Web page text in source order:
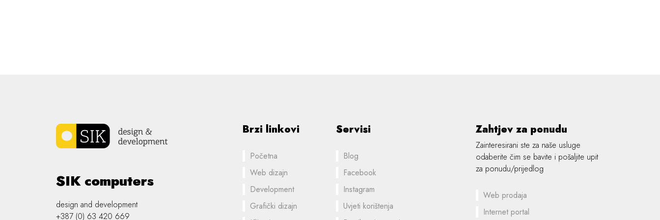
SIK computers
design and development
+387 (0) 63 420 669
Brzi linkovi
Početna
Web dizajn
Development
Grafički dizajn
Servisi
Blog
Facebook
Instagram
Uvjeti korištenja
Zahtjev za ponudu
Zainteresirani ste za naše usluge
odaberite čim se bavite i pošaljite upit
za ponudu/prijedlog
Web prodaja
Internet portal